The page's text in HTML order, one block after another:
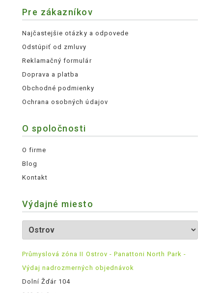
Pre zákazníkov
Najčastejšie otázky a odpovede
Odstúpiť od zmluvy
Reklamačný formulár
Doprava a platba
Obchodné podmienky
Ochrana osobných údajov
O spoločnosti
O firme
Blog
Kontakt
Výdajné miesto
Průmyslová zóna II Ostrov - Panattoni North Park -
Výdaj nadrozmerných objednávok
Dolní Žďár 104